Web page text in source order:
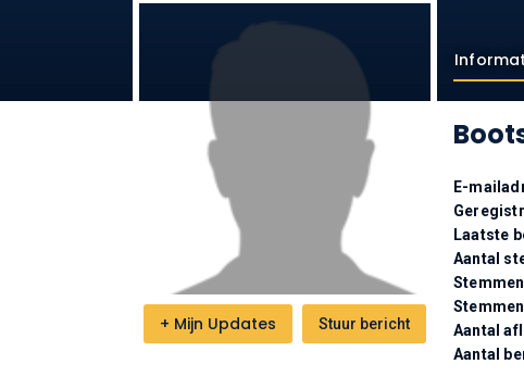
+ Mijn Updates Stuur bericht
E-
Laatste
Aantal
Aantal
Aantal